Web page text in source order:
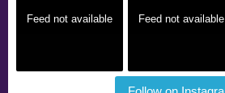
Feed not available Feed not available